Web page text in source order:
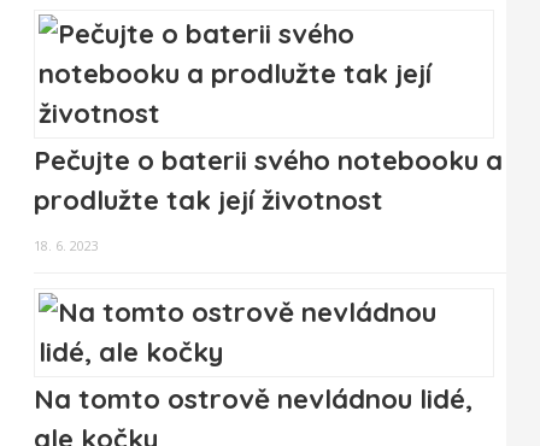
Pečujte o baterii svého notebooku a
prodlužte tak její životnost
18. 6. 2023
Na tomto ostrově nevládnou lidé,
ale kočky